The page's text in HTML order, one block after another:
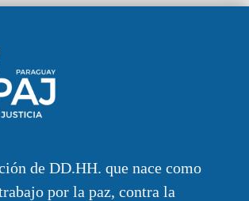
de DD.HH. que nace como
por la paz, contra la